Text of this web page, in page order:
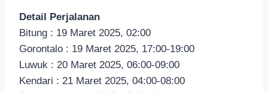
Detail Perjalanan
Bitung : 19 Maret 2025, 02:00
Gorontalo : 19 Maret 2025, 17:00-19:00
Luwuk : 20 Maret 2025, 06:00-09:00
Kendari : 21 Maret 2025, 04:00-08:00